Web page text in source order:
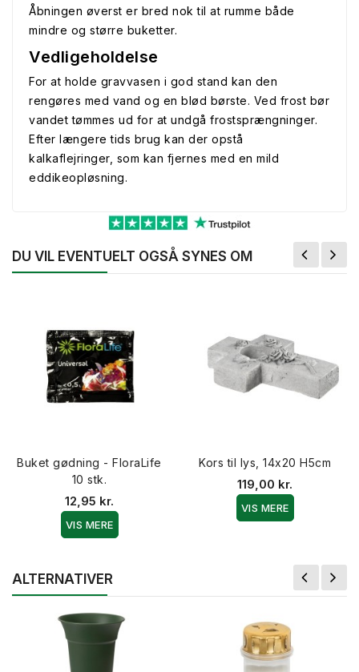
Åbningen øverst er bred nok til at rumme både
mindre og større buketter.
Vedligeholdelse
For at holde gravvasen i god stand kan den
rengøres med vand og en blød børste. Ved frost bør
vandet tømmes ud for at undgå frostsprængninger.
Efter længere tids brug kan der opstå
kalkaflejringer, som kan fjernes med en mild
eddikeopløsning.
DU VIL EVENTUELT OGSÅ SYNES OM
Buket gødning - FloraLife
10 stk.
12,95 kr.
VIS MERE
Kors til lys, 14x20 H5cm
119,00 kr.
VIS MERE
ALTERNATIVER